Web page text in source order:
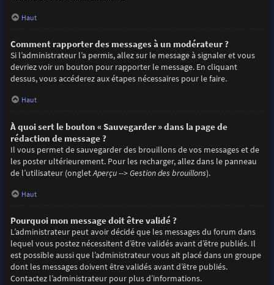
Haut
Comment rapporter des messages à un modérateur ?
Si l’administrateur l’a permis, allez sur le message à signaler et vous
devriez voir un bouton pour rapporter le message. En cliquant
dessus, vous accéderez aux étapes nécessaires pour le faire.
Haut
À quoi sert le bouton « Sauvegarder » dans la page de
rédaction de message ?
Il vous permet de sauvegarder des brouillons de vos messages et de
les poster ultérieurement. Pour les recharger, allez dans le panneau
de l’utilisateur (ongletAperçu --> Gestion des brouillons).
Haut
Pourquoi mon message doit être validé ?
L’administrateur peut avoir décidé que les messages du forum dans
lequel vous postez nécessitent d’être validés avant d’être publiés. Il
est possible aussi que l’administrateur vous ait placé dans un groupe
dont les messages doivent être validés avant d’être publiés.
Contactez l’administrateur pour plus d’informations.